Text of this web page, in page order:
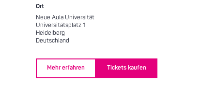
Ort
Neue Aula Universität
Universitätsplatz 1
Heidelberg
Deutschland
Mehr erfahren Tickets kaufen